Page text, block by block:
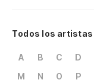
Todos los artistas
A B C D
M
N O P